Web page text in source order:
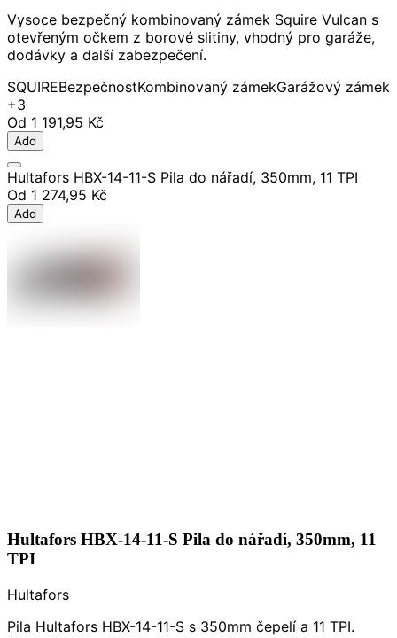
Vysoce bezpečný kombinovaný zámek Squire Vulcan s
otevřeným očkem z borové slitiny, vhodný pro garáže,
dodávky a další zabezpečení.
SQUIREBezpečnostKombinovaný zámekGarážový zámek
+3
Od 1 191,95 Kč
Add
Hultafors HBX-14-11-S Pila do nářadí, 350mm, 11 TPI
Od 1 274,95 Kč
Add
Hultafors HBX-14-11-S Pila do nářadí, 350mm, 11
TPI
Hultafors
Pila Hultafors HBX-14-11-S s 350mm čepelí a 11 TPI.